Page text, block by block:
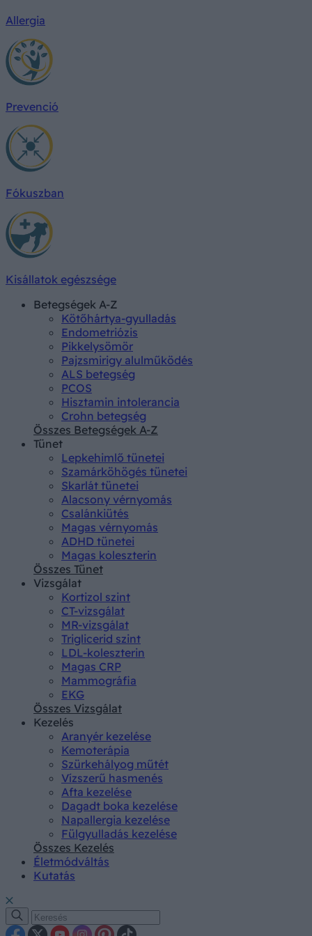
Allergia
Prevenció
Fókuszban
Kisállatok egészsége
Betegségek A-Z
Kötőhártya-gyulladás
Endometriózis
Pikkelysömör
Pajzsmirigy alulműködés
ALS betegség
PCOS
Hisztamin intolerancia
Crohn betegség
Összes Betegségek A-Z
Tünet
Lepkehimlő tünetei
Szamárköhögés tünetei
Skarlát tünetei
Alacsony vérnyomás
Csalánkiütés
Magas vérnyomás
ADHD tünetei
Magas koleszterin
Összes Tünet
Vizsgálat
Kortizol szint
CT-vizsgálat
MR-vizsgálat
Triglicerid szint
LDL-koleszterin
Magas CRP
Mammográfia
EKG
Összes Vizsgálat
Kezelés
Aranyér kezelése
Kemoterápia
Szürkehályog műtét
Vízszerű hasmenés
Afta kezelése
Dagadt boka kezelése
Napallergia kezelése
Fülgyulladás kezelése
Összes Kezelés
Életmódváltás
Kutatás